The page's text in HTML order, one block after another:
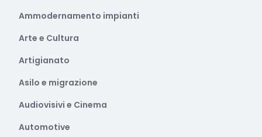
Ammodernamento impianti
Arte e Cultura
Artigianato
Asilo e migrazione
Audiovisivi e Cinema
Automotive